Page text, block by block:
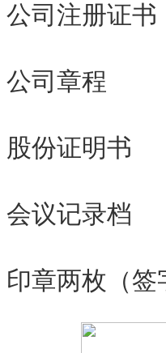
公司注册证书
公司章程
股份证明书
会议记录档
印章两枚（签